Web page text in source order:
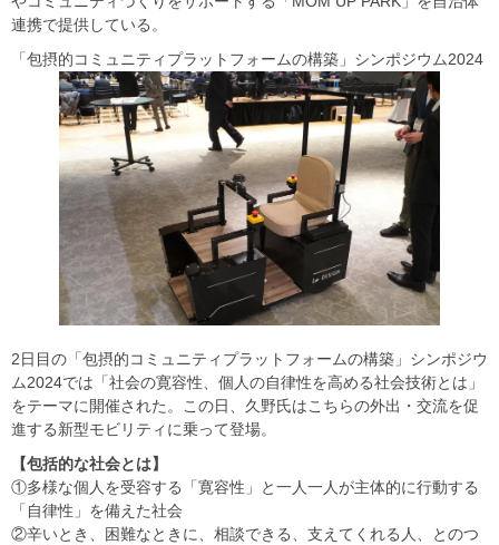
連携で提供している。
「包摂的コミュニティプラットフォームの構築」シンポジウム2024
2日目の「包摂的コミュニティプラットフォームの構築」シンポジウ
ム2024では「社会の寛容性、個人の自律性を高める社会技術とは」
をテーマに開催された。この日、久野氏はこちらの外出・交流を促
進する新型モビリティに乗って登場。
【包括的な社会とは】
①多様な個人を受容する「寛容性」と一人一人が主体的に行動する
「自律性」を備えた社会
②辛いとき、困難なときに、相談できる、支えてくれる人、とのつ